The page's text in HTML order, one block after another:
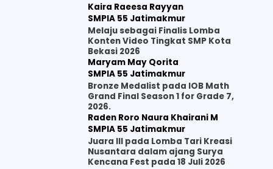
Kaira Raeesa Rayyan
SMPIA 55 Jatimakmur
Melaju sebagai Finalis Lomba
Konten Video Tingkat SMP Kota
Bekasi 2026
Maryam May Qorita
SMPIA 55 Jatimakmur
Bronze Medalist pada IOB Math
Grand Final Season 1 for Grade 7,
2026.
Raden Roro Naura Khairani M
SMPIA 55 Jatimakmur
Juara III pada Lomba Tari Kreasi
Nusantara dalam ajang Surya
Kencana Fest pada 18 Juli 2026